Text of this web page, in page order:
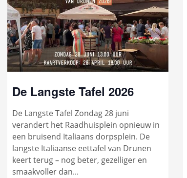
De Langste Tafel 2026
De Langste Tafel Zondag 28 juni
verandert het Raadhuisplein opnieuw in
een bruisend Italiaans dorpsplein. De
langste Italiaanse eettafel van Drunen
keert terug – nog beter, gezelliger en
smaakvoller dan...